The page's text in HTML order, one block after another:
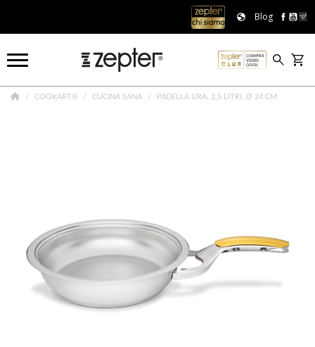
Blog
COOKART® CUCINA SANA PADELLA URA, 2,5 LITRI, Ø 24 CM